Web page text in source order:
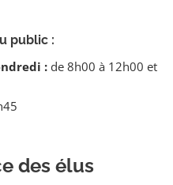
public :
: de 8h00 à 12h00 et
des élus